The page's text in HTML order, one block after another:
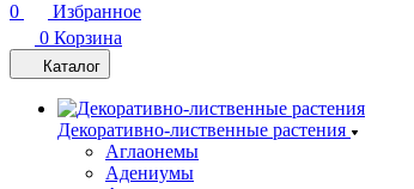
0
Избранное
0 Корзина
Каталог
Декоративно-лиственные растения
Аглаонемы
Адениумы